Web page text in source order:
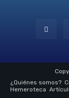
¿Quiénes somos?
Hemeroteca